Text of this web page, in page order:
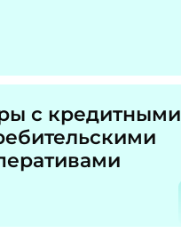
с кредитными